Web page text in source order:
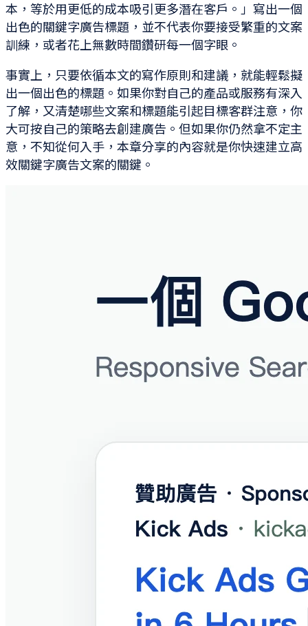
本，等於用更低的成本吸引更多潛在客戶。」寫出一個
出色的關鍵字廣告標題，並不代表你要接受繁重的文案
訓練，或者花上無數時間鑽研每一個字眼。
事實上，只要依循本文的寫作原則和建議，就能輕鬆擬
出一個出色的標題。如果你對自己的產品或服務有深入
了解，又清楚哪些文案和標題能引起目標客群注意，你
大可按自己的策略去創建廣告。但如果你仍然拿不定主
意，不知從何入手，本章分享的內容就是你快速建立高
效關鍵字廣告文案的關鍵。